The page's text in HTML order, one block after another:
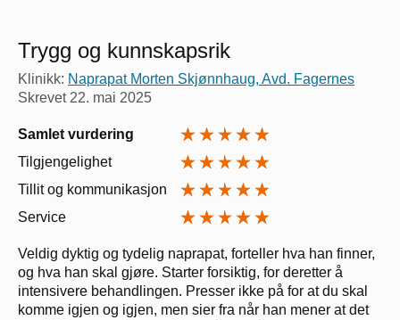
Trygg og kunnskapsrik
Klinikk: Naprapat Morten Skjønnhaug, Avd. Fagernes
Skrevet22. mai 2025
Samlet vurdering
Tilgjengelighet
Tillit og kommunikasjon
Service
Veldig dyktig og tydelig naprapat, forteller hva han finner,
og hva han skal gjøre. Starter forsiktig, for deretter å
intensivere behandlingen. Presser ikke på for at du skal
komme igjen og igjen, men sier fra når han mener at det